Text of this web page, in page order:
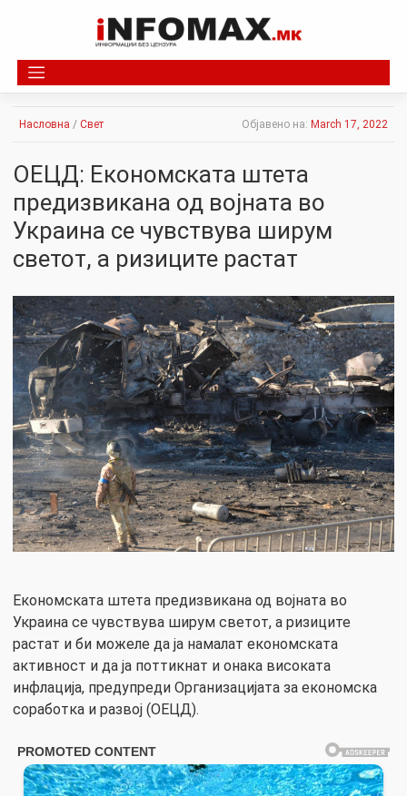
Насловна / Свет Објавено на: March 17, 2022
ОЕЦД: Економската штета
предизвикана од војната во
Украина се чувствува ширум
светот, а ризиците растат
Економската штета предизвикана од војната во
Украина се чувствува ширум светот, а ризиците
растат и би можеле да ја намалат економската
активност и да ја поттикнат и онака високата
инфлација, предупреди Организацијата за економска
соработка и развој (ОЕЦД).